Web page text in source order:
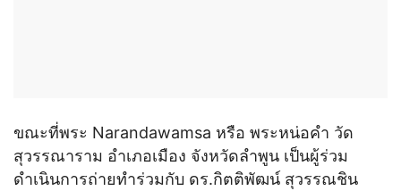
ขณะที่พระ Narandawamsa หรือ พระหน่อคำ วัด
สุวรรณาราม อำเภอเมือง จังหวัดลำพูน เป็นผู้ร่วม
ดำเนินการถ่ายทำร่วมกับ ดร.กิตติพัฒน์ สุวรรณชิน